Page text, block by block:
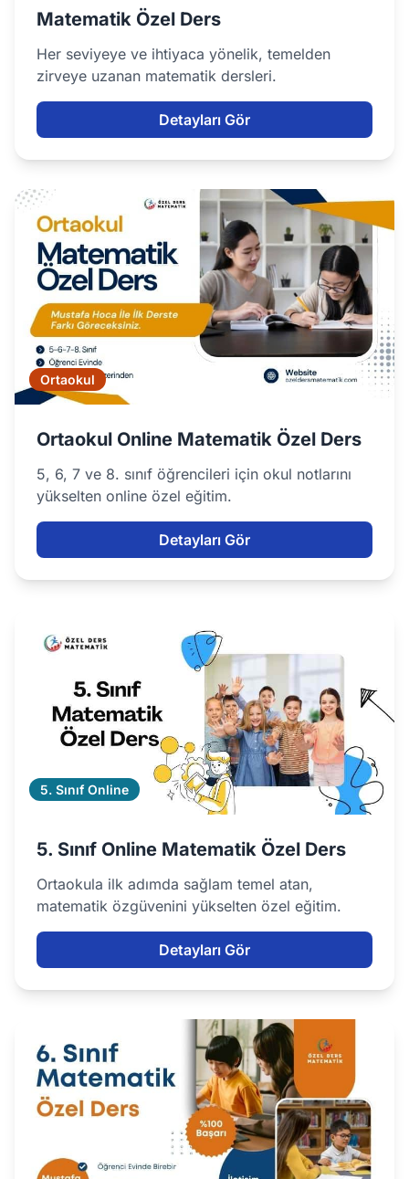
Matematik Özel Ders
Her seviyeye ve ihtiyaca yönelik, temelden
zirveye uzanan matematik dersleri.
Detayları Gör
Ortaokul
Ortaokul Online Matematik Özel Ders
5, 6, 7 ve 8. sınıf öğrencileri için okul notlarını
yükselten online özel eğitim.
Detayları Gör
5. Sınıf Online
5. Sınıf Online Matematik Özel Ders
Ortaokula ilk adımda sağlam temel atan,
matematik özgüvenini yükselten özel eğitim.
Detayları Gör